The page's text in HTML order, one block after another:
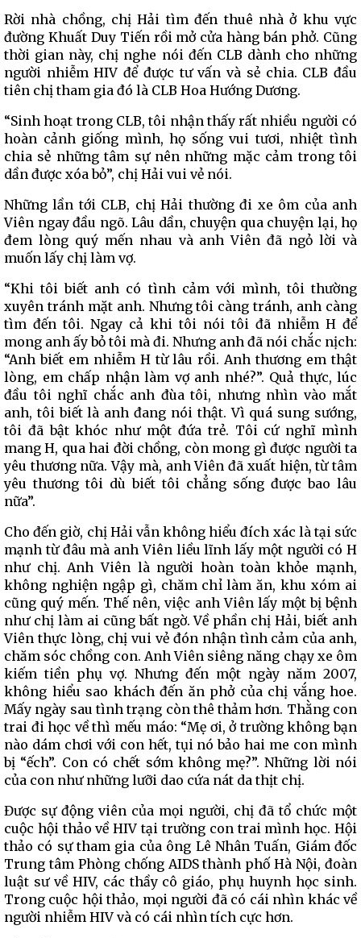
Rời nhà chồng, chị Hải tìm đến thuê nhà ở khu vực
đường Khuất Duy Tiến rồi mở cửa hàng bán phở. Cũng
thời gian này, chị nghe nói đến CLB dành cho những
người nhiễm HIV để được tư vấn và sẻ chia. CLB đầu
tiên chị tham gia đó là CLB Hoa Hướng Dương.
“Sinh hoạt trong CLB, tôi nhận thấy rất nhiều người có
hoàn cảnh giống mình, họ sống vui tươi, nhiệt tình
chia sẻ những tâm sự nên những mặc cảm trong tôi
dần được xóa bỏ”, chị Hải vui vẻ nói.
Những lần tới CLB, chị Hải thường đi xe ôm của anh
Viên ngay đầu ngõ. Lâu dần, chuyện qua chuyện lại, họ
đem lòng quý mến nhau và anh Viên đã ngỏ lời và
muốn lấy chị làm vợ.
“Khi tôi biết anh có tình cảm với mình, tôi thường
xuyên tránh mặt anh. Nhưng tôi càng tránh, anh càng
tìm đến tôi. Ngay cả khi tôi nói tôi đã nhiễm H để
mong anh ấy bỏ tôi mà đi. Nhưng anh đã nói chắc nịch:
“Anh biết em nhiễm H từ lâu rồi. Anh thương em thật
lòng, em chấp nhận làm vợ anh nhé?”. Quả thực, lúc
đầu tôi nghĩ chắc anh đùa tôi, nhưng nhìn vào mắt
anh, tôi biết là anh đang nói thật. Vì quá sung sướng,
tôi đã bật khóc như một đứa trẻ. Tôi cứ nghĩ mình
mang H, qua hai đời chồng, còn mong gì được người ta
yêu thương nữa. Vậy mà, anh Viên đã xuất hiện, từ tâm
yêu thương tôi dù biết tôi chẳng sống được bao lâu
nữa”.
Cho đến giờ, chị Hải vẫn không hiểu đích xác là tại sức
mạnh từ đâu mà anh Viên liều lĩnh lấy một người có H
như chị. Anh Viên là người hoàn toàn khỏe mạnh,
không nghiện ngập gì, chăm chỉ làm ăn, khu xóm ai
cũng quý mến. Thế nên, việc anh Viên lấy một bị bệnh
như chị làm ai cũng bất ngờ. Về phần chị Hải, biết anh
Viên thực lòng, chị vui vẻ đón nhận tình cảm của anh,
chăm sóc chồng con. Anh Viên siêng năng chạy xe ôm
kiếm tiền phụ vợ. Nhưng đến một ngày năm 2007,
không hiểu sao khách đến ăn phở của chị vắng hoe.
Mấy ngày sau tình trạng còn thê thảm hơn. Thằng con
trai đi học về thì mếu máo: “Mẹ ơi, ở trường không bạn
nào dám chơi với con hết, tụi nó bảo hai me con mình
bị “ếch”. Con có chết sớm không mẹ?”. Những lời nói
của con như những lưỡi dao cứa nát da thịt chị.
Được sự động viên của mọi người, chị đã tổ chức một
cuộc hội thảo về HIV tại trường con trai mình học. Hội
thảo có sự tham gia của ông Lê Nhân Tuấn, Giám đốc
Trung tâm Phòng chống AIDS thành phố Hà Nội, đoàn
luật sư về HIV, các thầy cô giáo, phụ huynh học sinh.
Trong cuộc hội thảo, mọi người đã có cái nhìn khác về
người nhiễm HIV và có cái nhìn tích cực hơn.